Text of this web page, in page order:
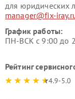
для юридических
manager@fix-
График работы:
ПН-ВСК с 9:00 до
Рейтинг
4.9-5.0